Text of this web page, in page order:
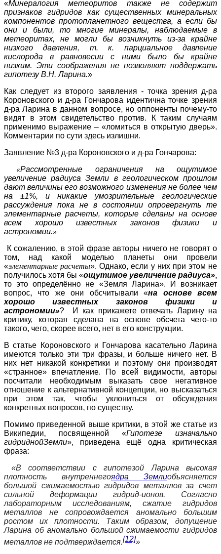
«Минералогия метеоритов также не содержит
признаков гидридов как существенных минеральных
компонентов протопланетного вещества, а если бы
они и были, то многие ми­­­­­нералы, наблюдаемые в
метеоритах, не могли бы возникнуть из-за крайне
низкого давления, т. к. парциальное давление
кислорода в равновесии с ними было бы крайне
низким. Эти соображения не позволяют поддержать
гипотезу В.Н. Ларина.»
Как следует из второго заявления - точка зрения д-ра
Короновского и д-ра Гончарова идентична точке зрения
д-ра Ларина в данном вопросе, но оппоненты почему-то
видят в этом свидетельство против. К таким случаям
применимо выражение – «ломиться в открытую дверь».
Комментарии по сути здесь излишни.
Заявление №3 д-ра Короновского и д-ра Гончарова:
«Рассмотренные ограничения на ощутимое
увеличение радиуса Земли в геологическом прошлом
дают величины его возможного изменения не более чем
на ±1%, и никакие умозрительные геологические
рассуждения пока не в состоянии опровергнуть те
элементарные расчеты, которые сделаны на основе
всем хорошо известных законов физики и
астрономии.»
К сожалению, в этой фразе авторы ничего не говорят о
том, над какой моделью планеты они провели
«элементарные расчеты». Однако, если у них при этом не
получилось хотя бы «ощутимое увеличение радиуса»,
то это определённо не «Земля Ларина». И возникает
вопрос, что же они обсчитывали «на основе всем
хорошо известных законов физики и
астрономии»? И как прикажете отвечать Ларину на
критику, которая сделана на основе обсчета чего-то
такого, чего, скорее всего, нет в его конструкции.
В статье Короновского и Гончарова касательно Ларина
имеются только эти три фразы, и больше ничего нет. В
них нет никакой конкретики и поэтому они производят
«странное» впечатление. По всей видимости, авторы
посчитали необходимым выказать свое негативное
отношение к альтернативной концепции, но высказаться
при этом так, чтобы уклониться от обсуждения
конкретных вопросов, по существу.
Помимо приведенной выше критики, в этой же статье из
Википедии, посвященной «Гипотезе изначально
гидриднойЗемли», приведена ещё одна критическая
фраза:
«В соответствии с гипотезой Ларина высокая
плотность внутреннегоядра Землиобъясняется
большой сжимаемостью гидридов металлов за счет
сильной деформации гидрид-ионов. Согласно
лабораторным исследованиям, сжатие гидридов
металлов не сопровождается аномально большим
ростом их плотности. Таким образом, допущение
Ларина об аномально большой сжимаемости гидридов
металлов не подтверждается.[12]»